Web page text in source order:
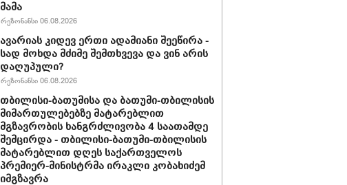
მამა
რეზონანსი 06.08.2026
ავარიას კიდევ ერთი ადამიანი შეეწირა -
სად მოხდა მძიმე შემთხვევა და ვინ არის
დაღუპული?
რეზონანსი 06.08.2026
თბილისი-ბათუმისა და ბათუმი-თბილისის
მიმართულებებზე მატარებლით
მგზავრობის ხანგრძლივობა 4 საათამდე
შემცირდა - თბილისი-ბათუმი-თბილისის
მატარებლით დღეს საქართველოს
პრემიერ-მინისტრმა ირაკლი კობახიძემ
იმგზავრა